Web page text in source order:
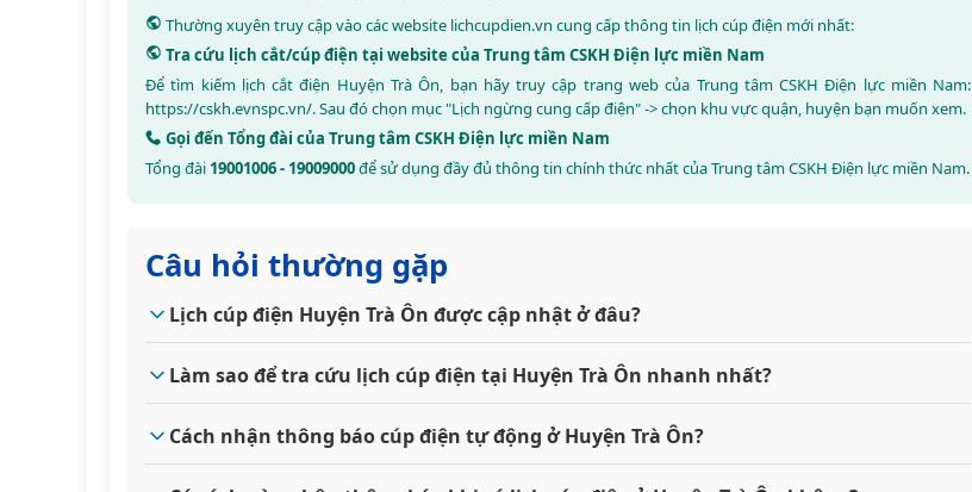
Thường xuyên truy cập vào các website lichcupdien.vn cung cấp thông tin lịch cúp điện mới nhất:
Tra cứu lịch cắt/cúp điện tại website của Trung tâm CSKH Điện lực miền Nam
Để tìm kiếm lịch cắt điện Huyện Trà Ôn, bạn hãy truy cập trang web của Trung tâm CSKH Điện lực miền Nam:
https://cskh.evnspc.vn/. Sau đó chọn mục "Lịch ngừng cung cấp điện" -> chọn khu vực quận, huyện bạn muốn xem.
Gọi đến Tổng đài của Trung tâm CSKH Điện lực miền Nam
Tổng đài 19001006 - 19009000để sử dụng đầy đủ thông tin chính thức nhất của Trung tâm CSKH Điện lực miền Nam.
Câu hỏi thường gặp
Lịch cúp điện Huyện Trà Ôn được cập nhật ở đâu?
Làm sao để tra cứu lịch cúp điện tại Huyện Trà Ôn nhanh nhất?
Cách nhận thông báo cúp điện tự động ở Huyện Trà Ôn?